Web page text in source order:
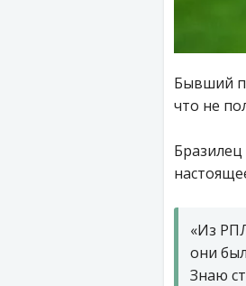
Бывший
что не
Бразилец
«Из
они
Знаю